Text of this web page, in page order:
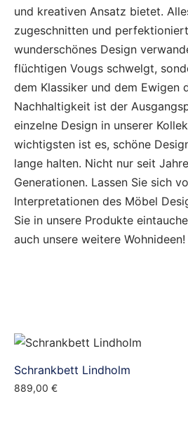
und kreativen Ansatz bietet.
zugeschnitten und
wunderschönes Design
flüchtigen Vougs schwelgt,
dem Klassiker und dem Ewigen
Nachhaltigkeit ist der
einzelne Design in unserer
wichtigsten ist es, schöne
lange halten. Nicht nur seit
Generationen. Lassen Sie sich
Interpretationen des Möbel
Sie in unsere Produkte
auch unsere weitere Wohnideen!
Schrankbett Lindholm
889,00 €